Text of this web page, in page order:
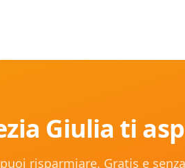
Giulia ti
risparmiare. Gratis e senza